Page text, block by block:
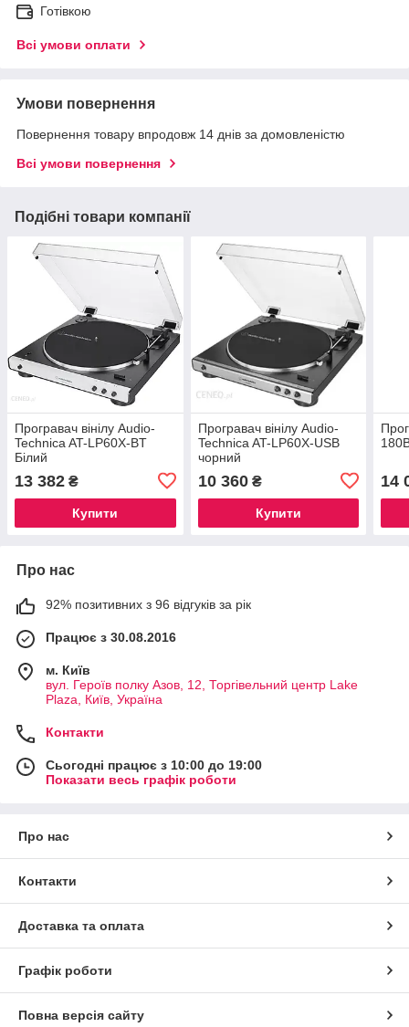
Готівкою
Всі умови оплати
Умови повернення
Повернення товару впродовж 14 днів за домовленістю
Всі умови повернення
Подібні товари компанії
Програвач вінілу Audio-
Technica AT-LP60X-BT
Білий
13 382 ₴
Купити
Програвач вінілу Audio-
Technica AT-LP60X-USB
чорний
10 360₴
Купити
14
Про нас
92% позитивних з 96 відгуків за рік
Працює з 30.08.2016
м. Київ
вул. Героїв полку Азов, 12, Торгівельний центр Lake
Plaza, Київ, Україна
Контакти
Сьогодні працює з 10:00 до 19:00
Показати весь графік роботи
Про нас
Контакти
Доставка та оплата
Графік роботи
Повна версія сайту